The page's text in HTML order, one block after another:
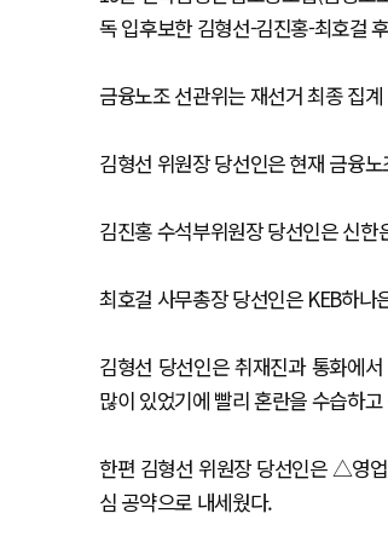
독 입후보한 김형선-김진홍-최호걸
금융노조 선관위는 재선거 최종 집
김형선 위원장 당선인은 현재 금융
김진홍 수석부위원장 당선인은 신
최호걸 사무총장 당선인은 KEB하나
김형선 당선인은 취재진과 통화에
많이 있었기에 빨리 혼란을 수습하
한편 김형선 위원장 당선인은 △영
심 공약으로 내세웠다.